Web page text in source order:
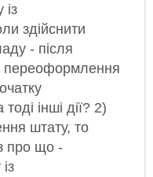
із
здійснити
- після
переоформлення
інші дії? 2)
штату, то
про що -